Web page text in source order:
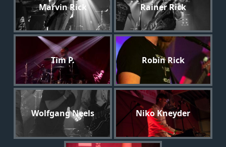
Marvin Rick Rainer Rick
Tim P. Robin Rick
Wolfgang Neels Niko Kneyder